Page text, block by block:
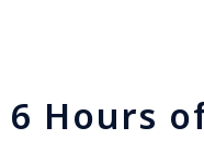
6 Hours